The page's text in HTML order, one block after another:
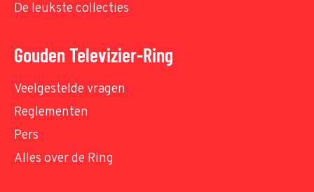
De leukste collecties
Gouden Televizier-Ring
Veelgestelde vragen
Reglementen
Pers
Alles over de Ring